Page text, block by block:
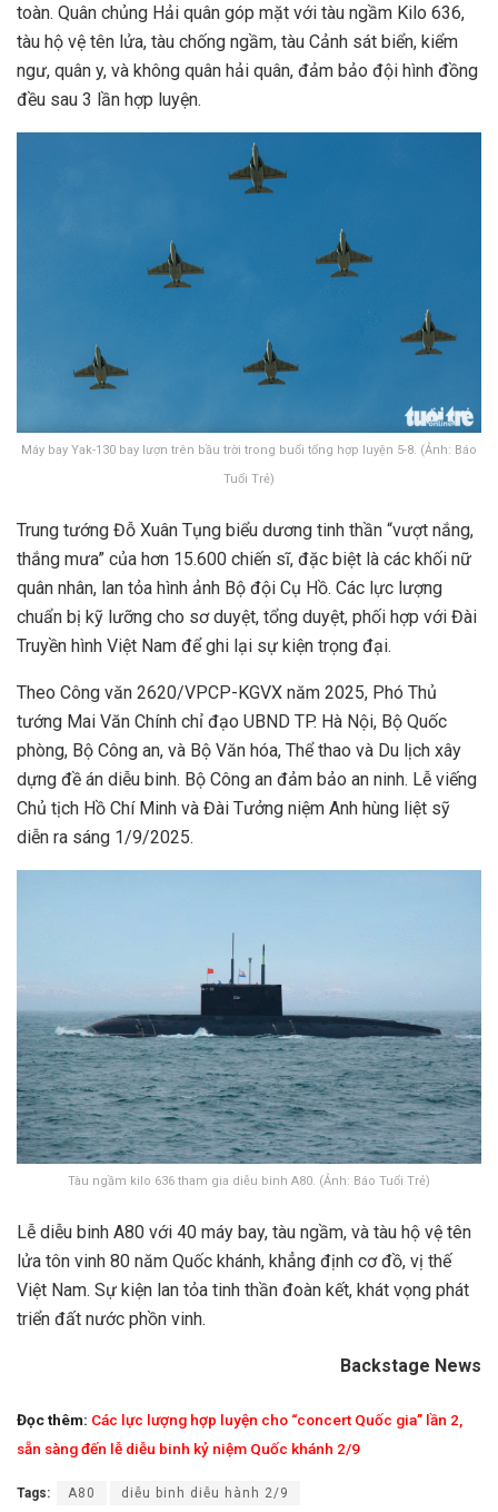
toàn. Quân chủng Hải quân góp mặt với tàu ngầm Kilo 636,
tàu hộ vệ tên lửa, tàu chống ngầm, tàu Cảnh sát biển, kiểm
ngư, quân y, và không quân hải quân, đảm bảo đội hình đồng
đều sau 3 lần hợp luyện.
Máy bay Yak-130 bay lượn trên bầu trời trong buổi tổng hợp luyện 5-8. (Ảnh: Báo
Tuổi Trẻ)
Trung tướng Đỗ Xuân Tụng biểu dương tinh thần “vượt nắng,
thắng mưa” của hơn 15.600 chiến sĩ, đặc biệt là các khối nữ
quân nhân, lan tỏa hình ảnh Bộ đội Cụ Hồ. Các lực lượng
chuẩn bị kỹ lưỡng cho sơ duyệt, tổng duyệt, phối hợp với Đài
Truyền hình Việt Nam để ghi lại sự kiện trọng đại.
Theo Công văn 2620/VPCP-KGVX năm 2025, Phó Thủ
tướng Mai Văn Chính chỉ đạo UBND TP. Hà Nội, Bộ Quốc
phòng, Bộ Công an, và Bộ Văn hóa, Thể thao và Du lịch xây
dựng đề án diễu binh. Bộ Công an đảm bảo an ninh. Lễ viếng
Chủ tịch Hồ Chí Minh và Đài Tưởng niệm Anh hùng liệt sỹ
diễn ra sáng 1/9/2025.
Tàu ngầm kilo 636 tham gia diễu binh A80. (Ảnh: Báo Tuổi Trẻ)
Lễ diễu binh A80 với 40 máy bay, tàu ngầm, và tàu hộ vệ tên
lửa tôn vinh 80 năm Quốc khánh, khẳng định cơ đồ, vị thế
Việt Nam. Sự kiện lan tỏa tinh thần đoàn kết, khát vọng phát
triển đất nước phồn vinh.
Backstage News
Đọc thêm: Các lực lượng hợp luyện cho “concert Quốc gia” lần 2,
sẵn sàng đến lễ diễu binh kỷ niệm Quốc khánh 2/9
Tags: A80 diễu binh diễu hành 2/9